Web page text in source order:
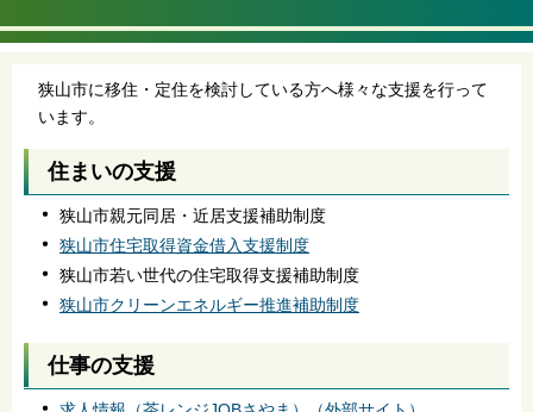
か
狭山市に移住・定住を検討している方へ様々な支援を行って
います。
住まいの支援
狭山市親元同居・近居支援補助制度
狭山市住宅取得資金借入支援制度
狭山市若い世代の住宅取得支援補助制度
狭山市クリーンエネルギー推進補助制度
仕事の支援